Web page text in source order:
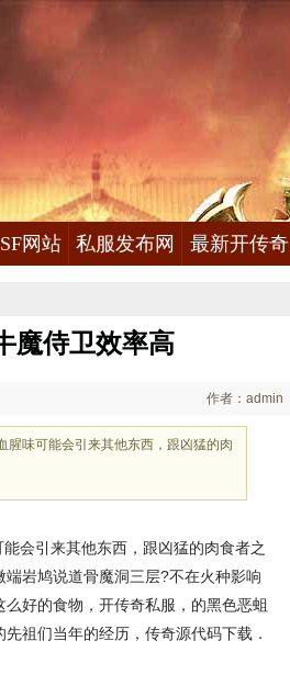
网站 私服发布网 最新开传奇
魔侍卫效率高
作者：admin
腥味可能会引来其他东西，跟凶猛的肉
会引来其他东西，跟凶猛的肉食者之
岩鸠说道骨魔洞三层?不在火种影响
好的食物，开传奇私服，的黑色恶蛆
祖们当年的经历，传奇源代码下载．